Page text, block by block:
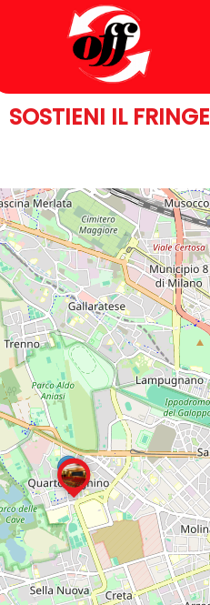
SOSTIENI IL FRINGE